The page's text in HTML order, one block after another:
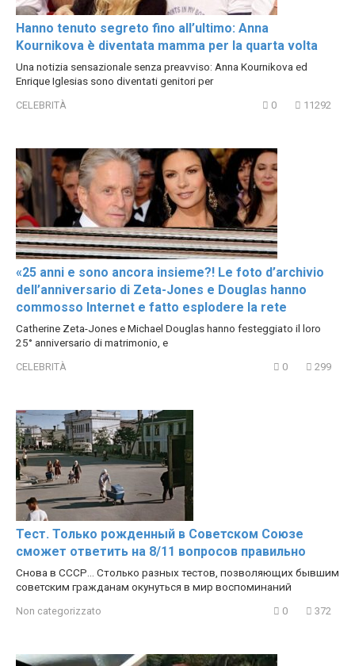
Hanno tenuto segreto fino all’ultimo: Anna
Kournikova è diventata mamma per la quarta volta
Una notizia sensazionale senza preavviso: Anna Kournikova ed
Enrique Iglesias sono diventati genitori per
CELEBRITÀ 0 11292
«25 anni e sono ancora insieme?! Le foto d’archivio
dell’anniversario di Zeta-Jones e Douglas hanno
commosso Internet e fatto esplodere la rete
Catherine Zeta-Jones e Michael Douglas hanno festeggiato il loro
25° anniversario di matrimonio, e
CELEBRITÀ 0 299
Тест. Только рожденный в Советском Союзе
сможет ответить на 8/11 вопросов правильно
Снова в СССР… Столько разных тестов, позволяющих бывшим
советским гражданам окунуться в мир воспоминаний
Non categorizzato 0 372